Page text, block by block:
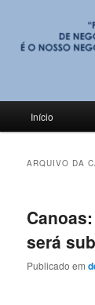
principal
Início
ARQUIVO DA
será
Publicado em